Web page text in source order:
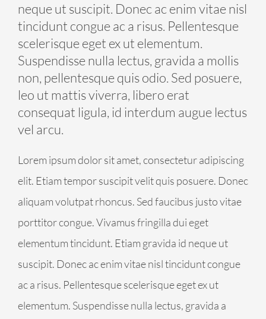
neque ut suscipit. Donec ac enim vitae nisl
tincidunt congue ac a risus. Pellentesque
scelerisque eget ex ut elementum.
Suspendisse nulla lectus, gravida a mollis
non, pellentesque quis odio. Sed posuere,
leo ut mattis viverra, libero erat
consequat ligula, id interdum augue lectus
vel arcu.
Lorem ipsum dolor sit amet, consectetur adipiscing
elit. Etiam tempor suscipit velit quis posuere. Donec
aliquam volutpat rhoncus. Sed faucibus justo vitae
porttitor congue. Vivamus fringilla dui eget
elementum tincidunt. Etiam gravida id neque ut
suscipit. Donec ac enim vitae nisl tincidunt congue
ac a risus. Pellentesque scelerisque eget ex ut
elementum. Suspendisse nulla lectus, gravida a